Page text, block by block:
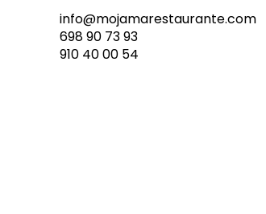
info@mojamarestaurante.com
698 90 73 93
910 40 00 54